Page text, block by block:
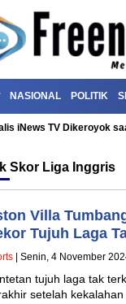
NASIONAL POLITIK
iNews TV Dikeroyok
Skor Liga Inggris
Villa
Tujuh Laga
| Senin, 4 November
tujuh laga tak
setelah